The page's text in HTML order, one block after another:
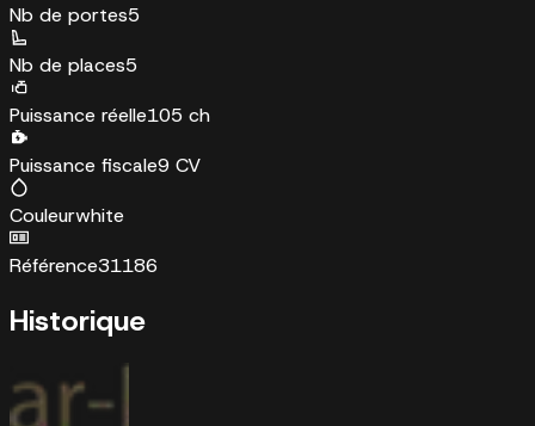
Nb de portes5
Nb de places5
Puissance réelle105 ch
Puissance fiscale9 CV
Couleurwhite
Référence31186
Historique